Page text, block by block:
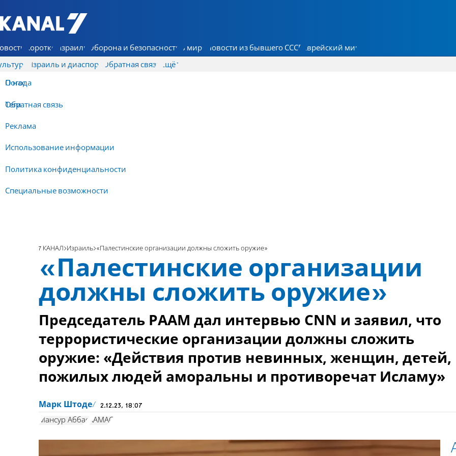
7 КАНАЛ - Аруц Шева
Коротко Израиль Оборона и безопасность В мире Новости из бывшего СССР Еврейский мир
Израиль и диаспора Обратная связь
О нас
Обратная связь
Реклама
Использование информации
Политика конфиденциальности
Специальные возможности
Ещё
Погода
Теги
7 КАНАЛ Израиль «Палестинские организации должны сложить оружие»
«Палестинские организации
должны сложить оружие»
Председатель РААМ дал интервью CNN и заявил, что
террористические организации должны сложить
оружие: «Действия против невинных, женщин, детей,
пожилых людей аморальны и противоречат Исламу»
Марк Штоде 2.12.23, 18:07
Мансур Аббас ХАМАС